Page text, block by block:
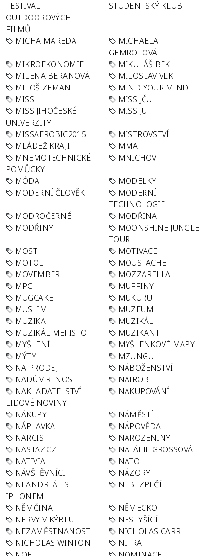
FESTIVAL
OUTDOOROVÝCH
FILMŮ
STUDENTSKÝ KLUB
MICHA MAREDA
MICHAELA
GEMROTOVÁ
MIKROEKONOMIE
MIKULÁŠ BEK
MILENA BERANOVÁ
MILOSLAV VLK
MILOŠ ZEMAN
MIND YOUR MIND
MISS
MISS JČU
MISS JIHOČESKÉ
UNIVERZITY
MISS JU
MISSAEROBIC2015
MISTROVSTVÍ
MLÁDEŽ KRAJI
MMA
MNEMOTECHNICKÉ
POMŮCKY
MNICHOV
MÓDA
MODELKY
MODERNÍ ČLOVĚK
MODERNÍ
TECHNOLOGIE
MODROČERNÉ
MODŘINA
MODŘINY
MOONSHINE JUNGLE
TOUR
MOST
MOTIVACE
MOTOL
MOUSTACHE
MOVEMBER
MOZZARELLA
MPC
MUFFINY
MUGCAKE
MUKURU
MUSLIM
MUZEUM
MUZIKA
MUZIKÁL
MUZIKÁL MEFISTO
MUZIKANT
MYŠLENÍ
MYŠLENKOVÉ MAPY
MÝTY
MZUNGU
NA PRODEJ
NÁBOŽENSTVÍ
NADÚMRTNOST
NAIROBI
NAKLADATELSTVÍ
LIDOVÉ NOVINY
NAKUPOVÁNÍ
NÁKUPY
NÁMĚSTÍ
NÁPLAVKA
NÁPOVĚDA
NARCIS
NAROZENINY
NASTAZ.CZ
NATÁLIE GROSSOVÁ
NATIVIA
NATO
NÁVŠTĚVNÍCI
NÁZORY
NEANDRTÁL S
IPHONEM
NEBEZPEČÍ
NĚMČINA
NĚMECKO
NERVY V KÝBLU
NESLYŠÍCÍ
NEZAMĚSTNANOST
NICHOLAS CARR
NICHOLAS WINTON
NITRA